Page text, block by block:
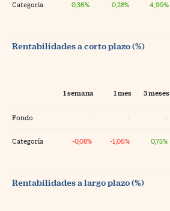
Categoría 0,36% 0,28% 4,99%
Rentabilidades a corto plazo (%)
1 semana 1 mes 3 meses
Fondo · · ·
Categoría -0,08% -1,06% 0,75%
Rentabilidades a largo plazo (%)